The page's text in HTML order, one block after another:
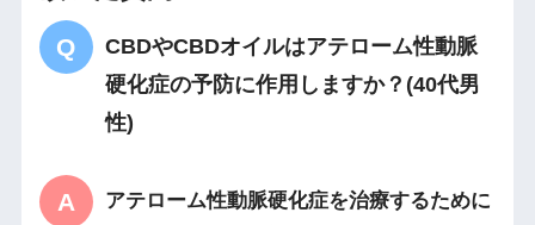
CBDやCBDオイルはアテローム性動脈
硬化症の予防に作用しますか？(40代男
性)
アテローム性動脈硬化症を治療するために